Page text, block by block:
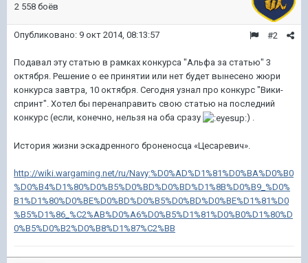
2 558 боёв
#2
Опубликовано: 9 окт 2014, 08:13:57
Подавал эту статью в рамках конкурса "Альфа за статью" 3
октября. Решение о ее принятии или нет будет вынесено жюри
конкурса завтра, 10 октября. Сегодня узнал про конкурс "Вики-
спринт". Хотел бы перенаправить свою статью на последний
конкурс (если, конечно, нельзя на оба сразу
) .
История жизни эскадренного броненосца «Цесаревич»
http://wiki.wargaming.net/ru/Navy:%D0%AD%D1%81%D0%BA%D0%B0
%D0%B4%D1%80%D0%B5%D0%BD%D0%BD%D1%8B%D0%B9_%D0%
B1%D1%80%D0%BE%D0%BD%D0%B5%D0%BD%D0%BE%D1%81%D0
%B5%D1%86_%C2%AB%D0%A6%D0%B5%D1%81%D0%B0%D1%80%D
0%B5%D0%B2%D0%B8%D1%87%C2%BB